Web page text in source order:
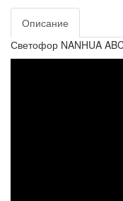
Описание
Светофор NANHUA